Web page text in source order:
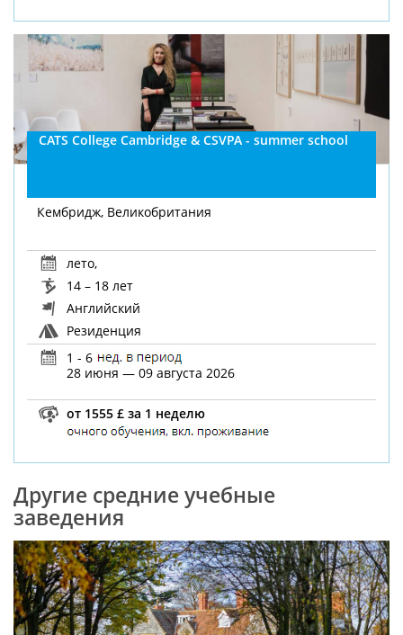
CATS College Cambridge & CSVPA - summer school
Кембридж, Великобритания
лето,
14 – 18 лет
Английский
Резиденция
1 - 6
28 июня — 09 августа 2026
от 1555 £ за 1 неделю
Другие средние учебные
заведения